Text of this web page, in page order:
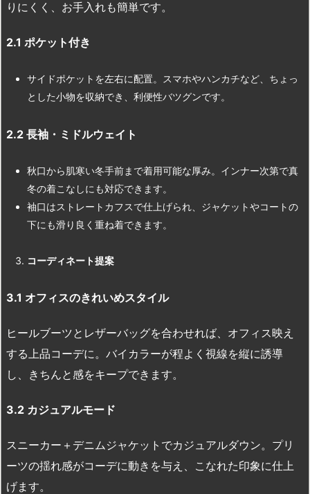
りにくく、お手入れも簡単です。
2.1 ポケット付き
サイドポケットを左右に配置。スマホやハンカチなど、ちょっ
とした小物を収納でき、利便性バツグンです。
2.2 長袖・ミドルウェイト
秋口から肌寒い冬手前まで着用可能な厚み。インナー次第で真
冬の着こなしにも対応できます。
袖口はストレートカフスで仕上げられ、ジャケットやコートの
下にも滑り良く重ね着できます。
コーディネート提案
3.1 オフィスのきれいめスタイル
ヒールブーツとレザーバッグを合わせれば、オフィス映え
する上品コーデに。バイカラーが程よく視線を縦に誘導
し、きちんと感をキープできます。
3.2 カジュアルモード
スニーカー＋デニムジャケットでカジュアルダウン。プリ
ーツの揺れ感がコーデに動きを与え、こなれた印象に仕上
げます。